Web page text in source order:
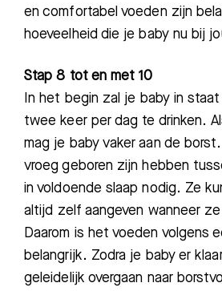
en comfortabel voeden zijn
hoeveelheid die je baby nu bij
Stap 8 tot en met 10
In het begin zal je baby in
twee keer per dag te drinken.
mag je baby vaker aan de
vroeg geboren zijn hebben
in voldoende slaap nodig. Ze
altijd zelf aangeven wanneer
Daarom is het voeden volgens
belangrijk. Zodra je baby er
geleidelijk overgaan naar